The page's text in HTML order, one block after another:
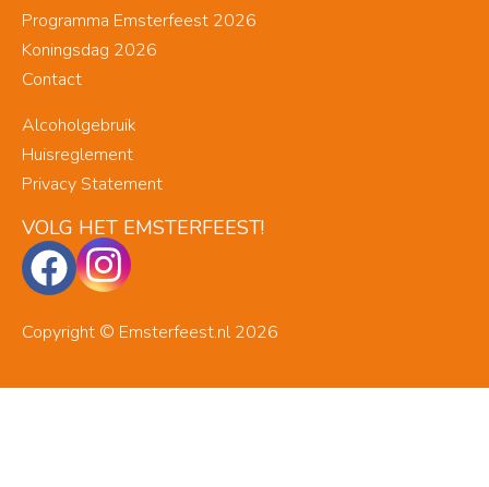
Programma Emsterfeest 2026
Koningsdag 2026
Contact
Alcoholgebruik
Huisreglement
Privacy Statement
VOLG HET EMSTERFEEST!
Copyright © Emsterfeest.nl 2026